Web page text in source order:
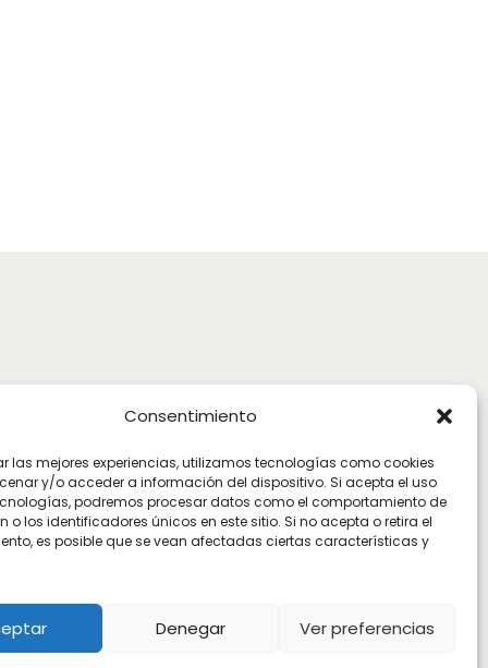
Consentimiento
las mejores experiencias, utilizamos tecnologías como cookies
y/o acceder a información del dispositivo. Si acepta el uso
podremos procesar datos como el comportamiento de
o los identificadores únicos en este sitio. Si no acepta o retira el
es posible que se vean afectadas ciertas características y
Denegar Ver preferencias